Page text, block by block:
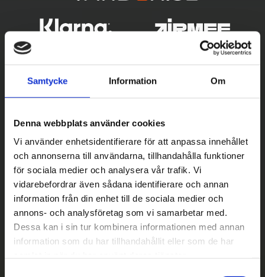
Samtycke Information Om
Denna webbplats använder cookies
Vi använder enhetsidentifierare för att anpassa innehållet
och annonserna till användarna, tillhandahålla funktioner
för sociala medier och analysera vår trafik. Vi
vidarebefordrar även sådana identifierare och annan
information från din enhet till de sociala medier och
annons- och analysföretag som vi samarbetar med.
Dessa kan i sin tur kombinera informationen med annan
information som du har tillhandahållit eller som de har
Betala säkert
|| Välj ||
Snabba leveranser
||
Eller ||
Hämta på lagret med/utan montering